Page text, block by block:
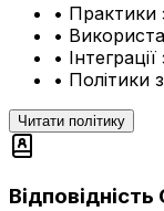
• Практики
•
•
• Політики
Читати політику
Відповідність